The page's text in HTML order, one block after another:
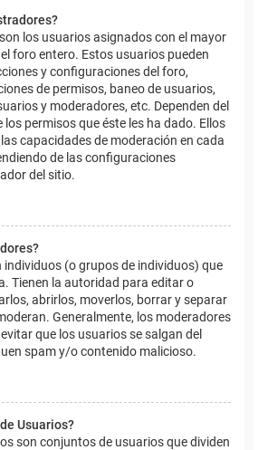
los usuarios asignados con el mayor
foro entero. Estos usuarios pueden
y configuraciones del foro,
de permisos, baneo de usuarios,
y moderadores, etc. Dependen del
permisos que éste les ha dado. Ellos
capacidades de moderación en cada
de las configuraciones
del sitio.
individuos (o grupos de individuos) que
Tienen la autoridad para editar o
abrirlos, moverlos, borrar y separar
Generalmente, los moderadores
que los usuarios se salgan del
spam y/o contenido malicioso.
Usuarios?
son conjuntos de usuarios que dividen